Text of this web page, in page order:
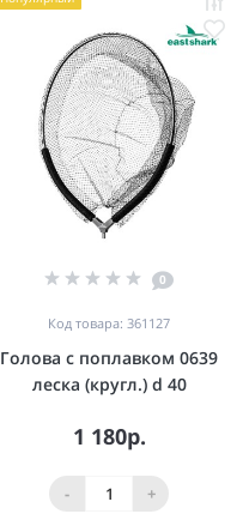
0
Код товара: 361127
Голова с поплавком 0639
леска (кругл.) d 40
1 180р.
- +